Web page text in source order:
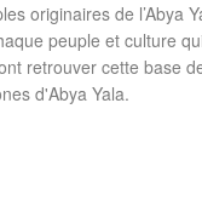
originaires de l’Abya
peuple et culture
retrouver cette base
d'Abya Yala.